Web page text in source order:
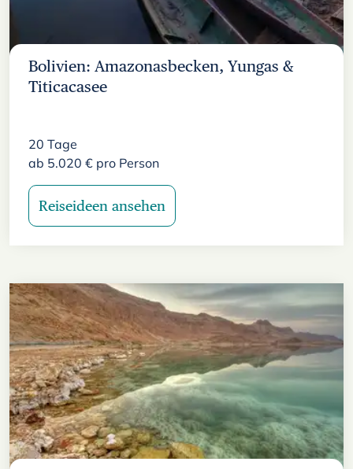
Bolivien: Amazonasbecken, Yungas &
Titicacasee
20 Tage
ab 5.020 € pro Person
Reiseideen ansehen